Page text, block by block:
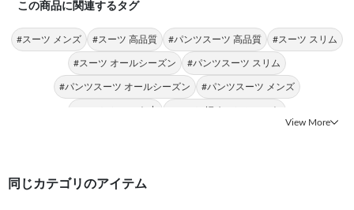
この商品に関連するタグ
#スーツ メンズ #スーツ 高品質 #パンツスーツ 高品質 #スーツ スリム
#スーツ オールシーズン #パンツスーツ スリム
#パンツスーツ オールシーズン #パンツスーツ メンズ
View More
同じカテゴリのアイテム